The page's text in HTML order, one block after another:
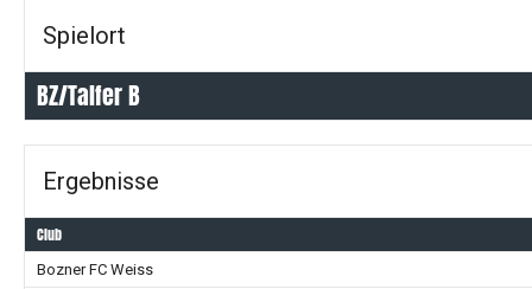
Spielort
BZ/Talfer B
Ergebnisse
Club
Bozner FC Weiss